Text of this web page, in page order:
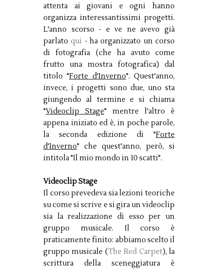
attenta ai giovani e ogni hanno
organizza interessantissimi progetti.
L'anno scorso - e ve ne avevo già
parlatoqui - ha organizzato un corso
di fotografia (che ha avuto come
frutto una mostra fotografica) dal
titolo "Forte d'Inverno". Quest'anno,
invece, i progetti sono due, uno sta
giungendo al termine e si chiama
"Videoclip Stage" mentre l'altro è
appena iniziato ed è, in poche parole,
la seconda edizione di "Forte
d'Inverno" che quest'anno, però, si
intitola "Il mio mondo in 10 scatti".
Videoclip Stage
Il corso prevedeva sia lezioni teoriche
su come si scrive e si gira un videoclip
sia la realizzazione di esso per un
gruppo musicale. Il corso è
praticamente finito: abbiamo scelto il
gruppo musicale (The Red Carpet), la
scrittura della sceneggiatura è